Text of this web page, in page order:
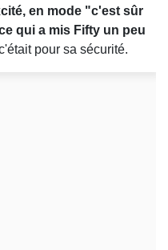
en mode "c'est sûr
qui a mis Fifty un peu
pour sa sécurité.